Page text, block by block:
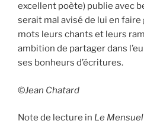
excellent poète) publie avec
serait mal avisé de lui en
mots leurs chants et leurs
ambition de partager dans
ses bonheurs d’écritures.
©Jean Chatard
Note de lecture in Le